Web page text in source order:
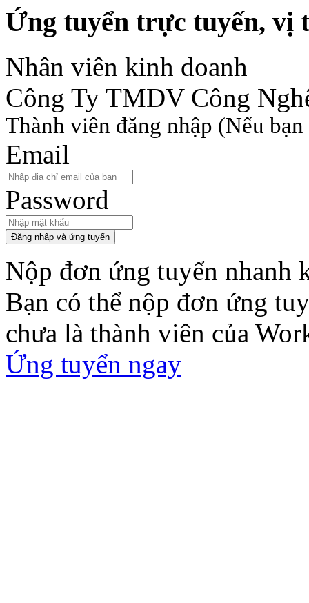
Ứng tuyển trực tuyến, vị
Nhân viên kinh doanh
Công Ty TMDV Công
Thành viên đăng nhập (Nếu
Email
Password
Đăng nhập và ứng tuyển
Nộp đơn ứng tuyển nhanh
Bạn có thể nộp đơn ứng
chưa là thành viên của
Ứng tuyển ngay